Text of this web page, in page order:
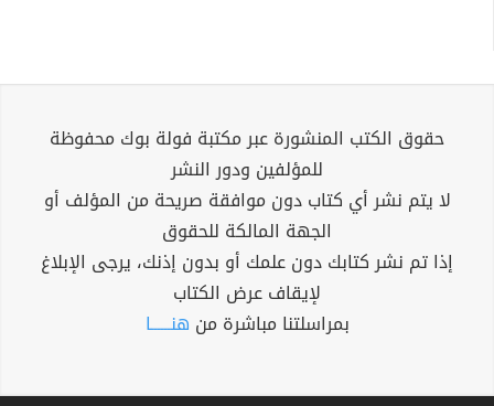
حقوق الكتب المنشورة عبر مكتبة فولة بوك محفوظة
للمؤلفين ودور النشر
لا يتم نشر أي كتاب دون موافقة صريحة من المؤلف أو
الجهة المالكة للحقوق
إذا تم نشر كتابك دون علمك أو بدون إذنك، يرجى الإبلاغ
لإيقاف عرض الكتاب
بمراسلتنا مباشرة من هنــــــا